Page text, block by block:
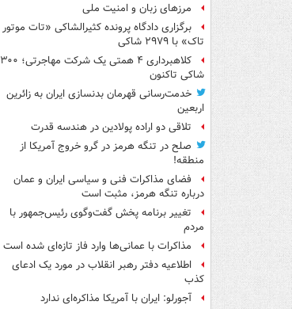
مرزهای زبان و امنیت ملی
برگزاری دادگاه پرونده کثیرالشاکی «تات موتور
تاک» با ۲۹۷۹ شاکی
کلاهبرداری ۴ همتی یک شرکت مهاجرتی؛ ۳۰۰
شاکی تاکنون
خدمت‌رسانی قهرمان بدنسازی ایران به زائرین
اربعین
تلاقی دو اراده پولادین در هندسه قدرت
صلح در تنگه هرمز در گرو خروج آمریکا از
منطقه!
فضای مذاکرات فنی و سیاسی ایران و عمان
درباره تنگه هرمز، مثبت است
تغییر برنامه پخش گفت‌وگوی رئیس‌جمهور با
مردم
مذاکرات با عمانی‌ها وارد فاز تازه‌ای شده است
اطلاعیه دفتر رهبر انقلاب در مورد یک ادعای
کذب
آجورلو: ایران با آمریکا مذاکره‌ای ندارد